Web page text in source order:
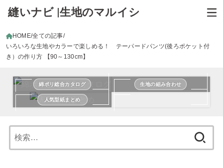
縫いナビ |生地のマルイシ
HOME 全ての記事
いろいろな生地やカラーで楽しめる！ テーパードパンツ(後ろポケット付
き）の作り方 【90～130cm】
綿ポリ総合カタログ 生地の組み合わせ
人気型紙まとめ
索: